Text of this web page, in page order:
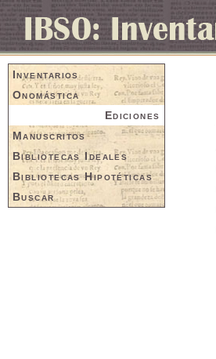
Inventarios
Onomástica
Ediciones
Manuscritos
Bibliotecas Ideales
Bibliotecas Hipotéticas
Buscar